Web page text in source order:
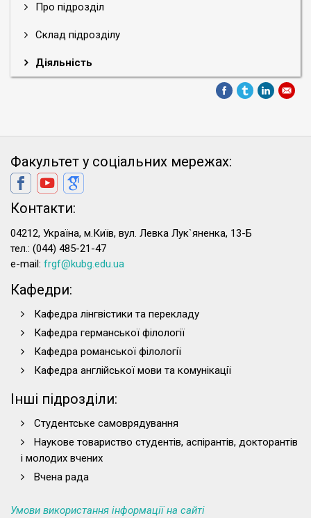
Про підрозділ
Склад підрозділу
Діяльність
Факультет у соціальних мережах:
Контакти:
04212, Україна, м.Київ, вул. Левка Лук`яненка, 13-Б
тел.: (044) 485-21-47
e-mail: frgf@kubg.edu.ua
Кафедри:
Кафедра лінгвістики та перекладу
Кафедра германської філології
Кафедра романської філології
Кафедра англійської мови та комунікації
Інші підрозділи:
Студентське самоврядування
Наукове товариство студентів, аспірантів, докторантів
і молодих вчених
Вчена рада
Умови використання інформації на сайті